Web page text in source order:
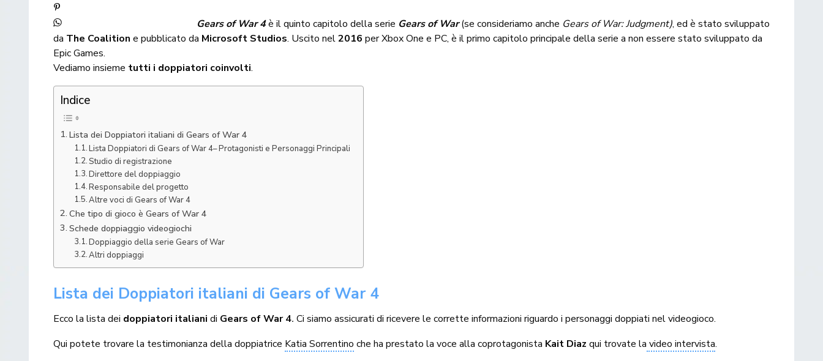
Gears of War 4è il quinto capitolo della serie Gears of War(se consideriamo anche Gears of War: Judgment), ed è stato sviluppato
da The Coalition e pubblicato da Microsoft Studios. Uscito nel2016 perXbox One e PC, è il primo capitolo principale della serie a non essere stato sviluppato da
Epic Games.
Vediamo insieme tutti i doppiatori coinvolti.
Indice
Lista dei Doppiatori italiani di Gears of War 4
Lista Doppiatori di Gears of War 4– Protagonisti e Personaggi Principali
Studio di registrazione
Direttore del doppiaggio
Responsabile del progetto
Altre voci di Gears of War 4
Che tipo di gioco è Gears of War 4
Schede doppiaggio videogiochi
Doppiaggio della serie Gears of War
Altri doppiaggi
Lista dei Doppiatori italiani di Gears of War 4
Ecco la lista dei doppiatori italiani di Gears of War 4.Ci siamo assicurati di ricevere le corrette informazioni riguardo i personaggi doppiati nel videogioco.
Qui potete trovare la testimonianza della doppiatrice Katia Sorrentino che ha prestato la voce alla coprotagonista Kait Diaz qui trovate la video intervista.